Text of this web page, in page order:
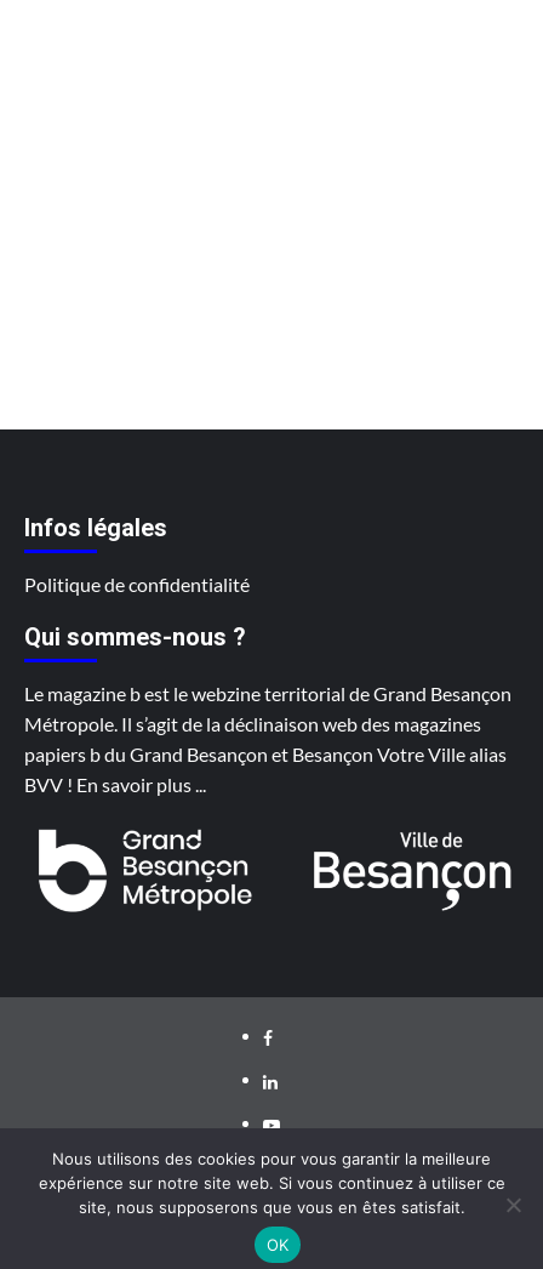
Infos légales
Politique de confidentialité
Qui sommes-nous ?
Le magazine b est le webzine territorial de Grand Besançon
Métropole. Il s’agit de la déclinaison web des magazines
papiers b du Grand Besançon et Besançon Votre Ville alias
BVV ! En savoir plus...
Facebook
LinkedIn
Youtube
Grand Besançon Métropole 2020 ©|CoverNewspar AF
themes
Nous utilisons des cookies pour vous garantir la meilleure
expérience sur notre site web. Si vous continuez à utiliser ce
site, nous supposerons que vous en êtes satisfait.
OK